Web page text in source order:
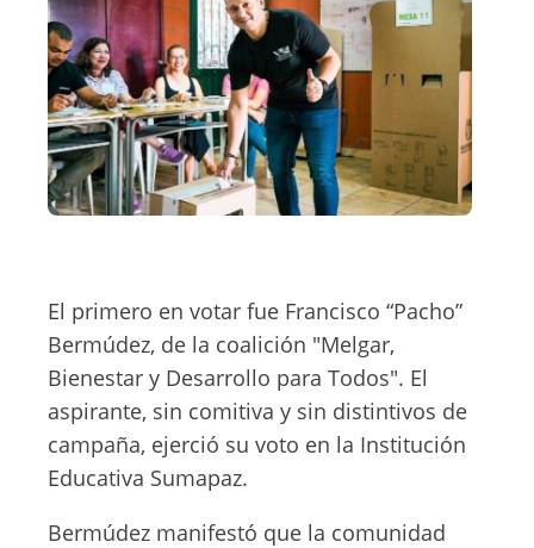
El primero en votar fue Francisco “Pacho”
Bermúdez, de la coalición "Melgar,
Bienestar y Desarrollo para Todos". El
aspirante, sin comitiva y sin distintivos de
campaña, ejerció su voto en la Institución
Educativa Sumapaz.
Bermúdez manifestó que la comunidad